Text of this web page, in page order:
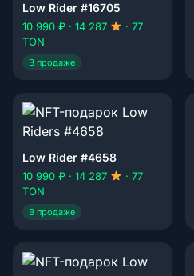
Low Rider #16705
10 990 ₽ · 14 287
· 77
TON
В продаже
Low Rider #4658
10 990 ₽ · 14 287
· 77
TON
В продаже